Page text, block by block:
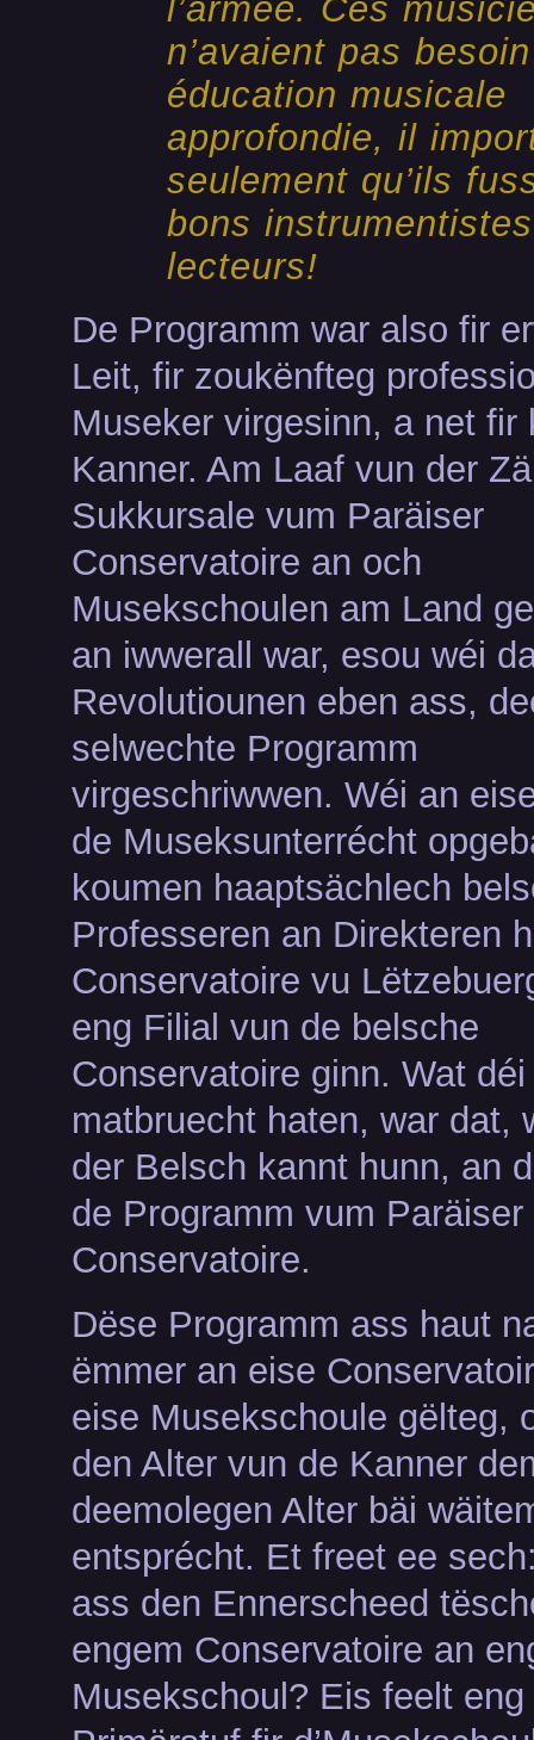
l’armée. Ces
n’avaient pas besoin
éducation musicale
approfondie, il
seulement qu’ils
bons
lecteurs!
De Programm war also fir
Leit, fir zoukënfteg
Museker virgesinn, a net fir
Kanner. Am Laaf vun der
Sukkursale vum Paräiser
Conservatoire an och
Musekschoulen am Land
an iwwerall war, esou wéi
Revolutiounen eben ass,
selwechte Programm
virgeschriwwen. Wéi an
de Museksunterrécht
koumen haaptsächlech
Professeren an Direkteren
Conservatoire vu
eng Filial vun de belsche
Conservatoire ginn. Wat
matbruecht haten, war dat,
der Belsch kannt hunn, an
de Programm vum Paräiser
Conservatoire.
Dëse Programm ass haut
ëmmer an eise
eise Musekschoule gëlteg,
den Alter vun de Kanner
deemolegen Alter bäi
entsprécht. Et freet ee
ass den Ennerscheed
engem Conservatoire an
Musekschoul? Eis feelt eng